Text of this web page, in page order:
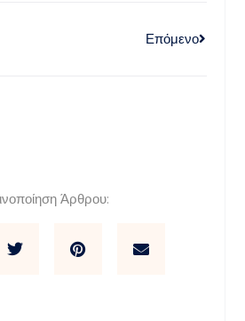
Επόμενο
Άρθρου: